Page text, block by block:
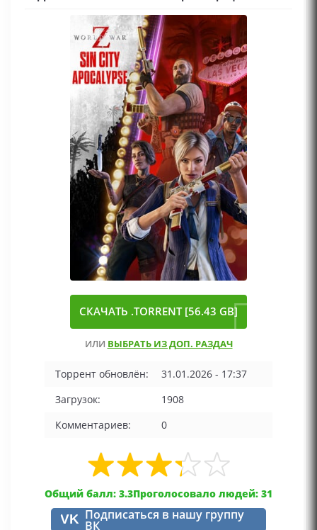
СКАЧАТЬ .TORRENT [56.43 GB]
ИЛИ ВЫБРАТЬ ИЗ ДОП. РАЗДАЧ
Торрент обновлён:
31.01.2026 - 17:37
Загрузок:
1908
Комментариев:
0
Общий балл: 3.3Проголосовало людей: 31
VK Подписаться в нашу группу
ВК